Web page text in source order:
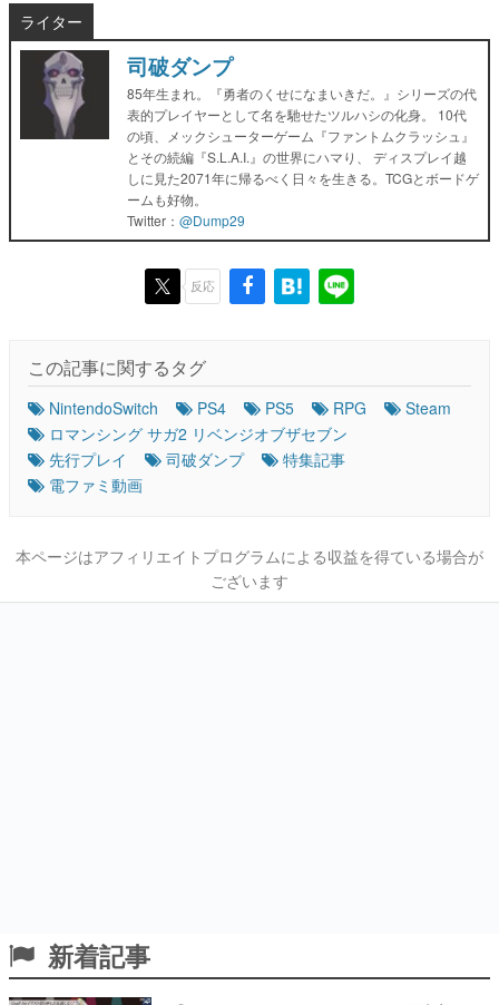
ライター
司破ダンプ
85年生まれ。『勇者のくせになまいきだ。』シリーズの代
表的プレイヤーとして名を馳せたツルハシの化身。 10代
の頃、メックシューターゲーム『ファントムクラッシュ』
とその続編『S.L.A.I.』の世界にハマり、 ディスプレイ越
しに見た2071年に帰るべく日々を生きる。TCGとボードゲ
ームも好物。
Twitter： @Dump29
反応
この記事に関するタグ
NintendoSwitch PS4 PS5 RPG
Steam
ロマンシング サガ2 リベンジオブザセブン
先行プレイ
司破ダンプ
特集記事
電ファミ動画
本ページはアフィリエイトプログラムによる収益を得ている場合が
ございます
新着記事